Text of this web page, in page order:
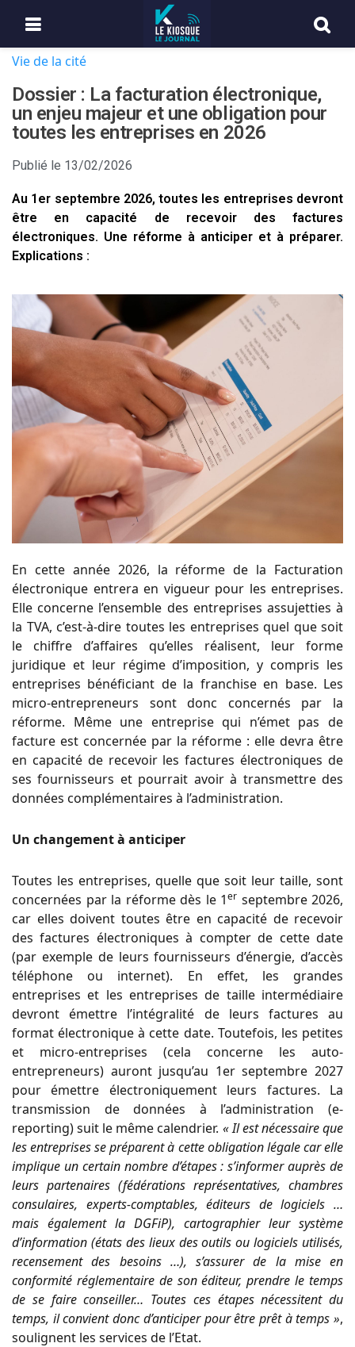
Vie de la cité
Dossier : La facturation électronique,
un enjeu majeur et une obligation pour
toutes les entreprises en 2026
Publié le 13/02/2026
Au 1er septembre 2026, toutes les entreprises devront
être en capacité de recevoir des factures
électroniques. Une réforme à anticiper et à préparer.
Explications :
En cette année 2026, la réforme de la Facturation
électronique entrera en vigueur pour les entreprises.
Elle concerne l’ensemble des entreprises assujetties à
la TVA, c’est-à-dire toutes les entreprises quel que soit
le chiffre d’affaires qu’elles réalisent, leur forme
juridique et leur régime d’imposition, y compris les
entreprises bénéficiant de la franchise en base. Les
micro-entrepreneurs sont donc concernés par la
réforme. Même une entreprise qui n’émet pas de
facture est concernée par la réforme : elle devra être
en capacité de recevoir les factures électroniques de
ses fournisseurs et pourrait avoir à transmettre des
données complémentaires à l’administration.
Un changement à anticiper
Toutes les entreprises, quelle que soit leur taille, sont
concernées par la réforme dès le 1er septembre 2026,
car elles doivent toutes être en capacité de recevoir
des factures électroniques à compter de cette date
(par exemple de leurs fournisseurs d’énergie, d’accès
téléphone ou internet). En effet, les grandes
entreprises et les entreprises de taille intermédiaire
devront émettre l’intégralité de leurs factures au
format électronique à cette date. Toutefois, les petites
et micro-entreprises (cela concerne les auto-
entrepreneurs) auront jusqu’au 1er septembre 2027
pour émettre électroniquement leurs factures. La
transmission de données à l’administration (e-
reporting) suit le même calendrier. « Il est nécessaire que
les entreprises se préparent à cette obligation légale car elle
implique un certain nombre d’étapes : s’informer auprès de
leurs partenaires (fédérations représentatives, chambres
consulaires, experts-comptables, éditeurs de logiciels …
mais également la DGFiP), cartographier leur système
d’information (états des lieux des outils ou logiciels utilisés,
recensement des besoins …), s’assurer de la mise en
conformité réglementaire de son éditeur, prendre le temps
de se faire conseiller… Toutes ces étapes nécessitent du
temps, il convient donc d’anticiper pour être prêt à temps »,
soulignent les services de l’Etat.